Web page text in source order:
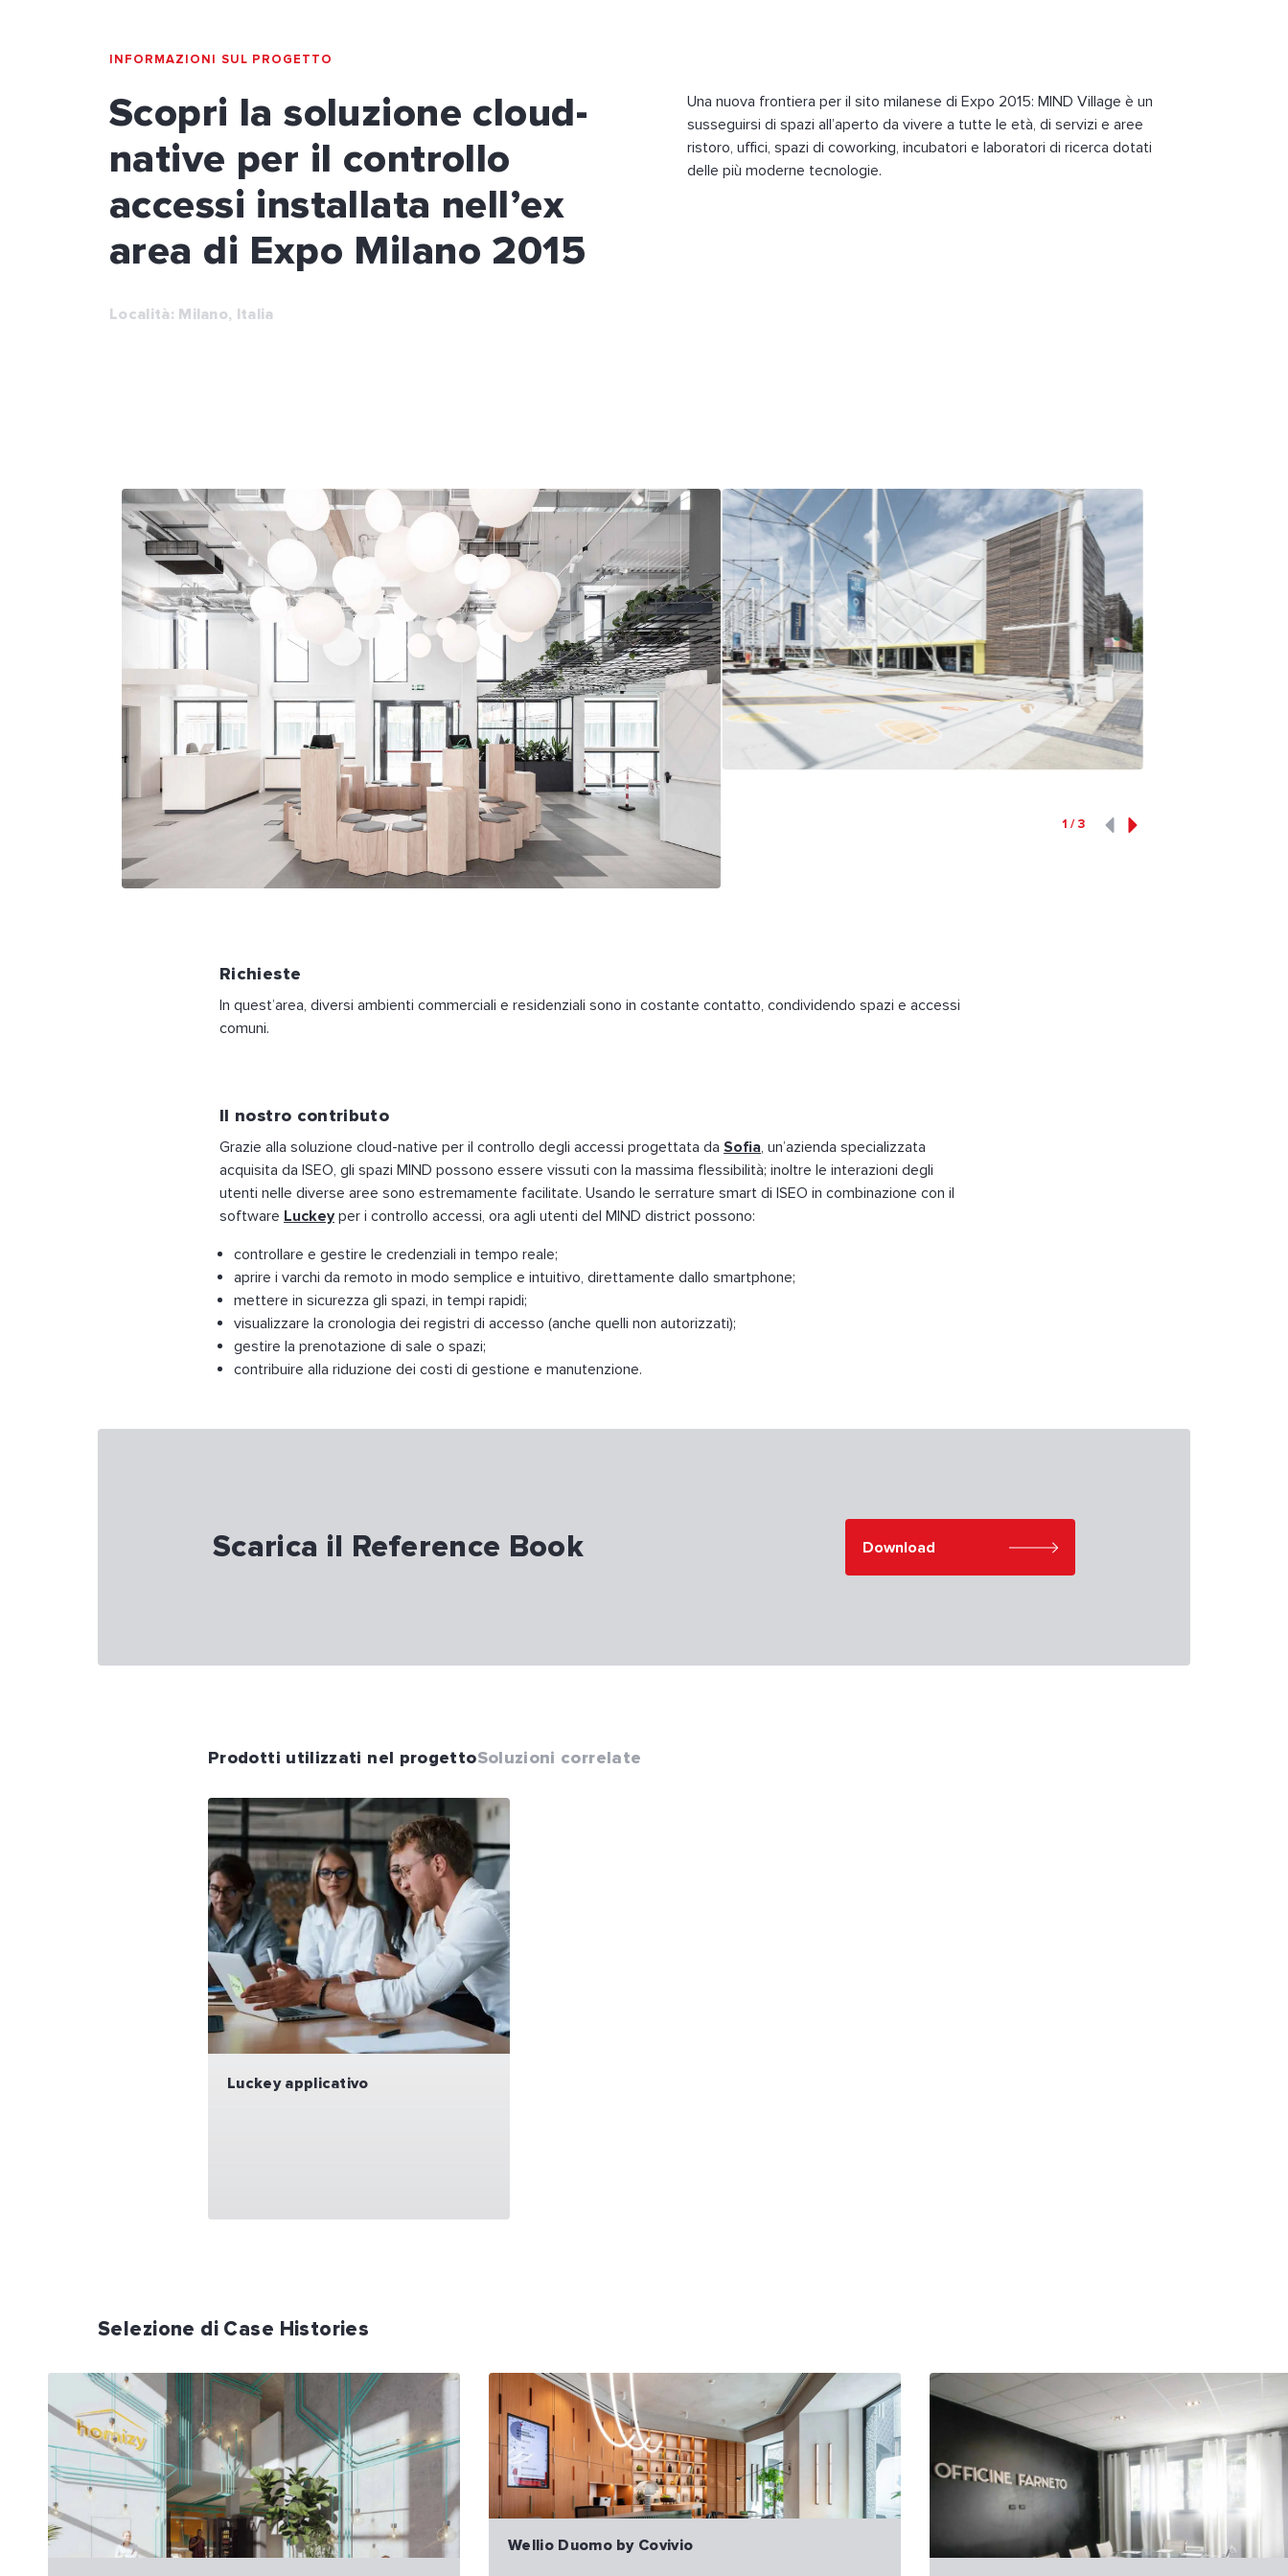
INFORMAZIONI SUL PROGETTO
Scopri la soluzione cloud-
native per il controllo
accessi installata nell’ex
area di Expo Milano 2015
Località: Milano, Italia
Una nuova frontiera per il sito milanese di Expo 2015: MIND Village è un
susseguirsi di spazi all’aperto da vivere a tutte le età, di servizi e aree
ristoro, uffici, spazi di coworking, incubatori e laboratori di ricerca dotati
delle più moderne tecnologie.
1 /3
Richieste
In quest’area, diversi ambienti commerciali e residenziali sono in costante contatto, condividendo spazi e accessi
comuni.
Il nostro contributo
Grazie alla soluzione cloud-native per il controllo degli accessi progettata da Sofia, un’azienda specializzata
acquisita da ISEO, gli spazi MIND possono essere vissuti con la massima flessibilità; inoltre le interazioni degli
utenti nelle diverse aree sono estremamente facilitate. Usando le serrature smart di ISEO in combinazione con il
software Luckeyper i controllo accessi, ora agli utenti del MIND district possono:
controllare e gestire le credenziali in tempo reale;
aprire i varchi da remoto in modo semplice e intuitivo, direttamente dallo smartphone;
mettere in sicurezza gli spazi, in tempi rapidi;
visualizzare la cronologia dei registri di accesso (anche quelli non autorizzati);
gestire la prenotazione di sale o spazi;
contribuire alla riduzione dei costi di gestione e manutenzione.
Scarica il Reference Book Download
Prodotti utilizzati nel progettoSoluzioni correlate
Luckey applicativo
Selezione di Case Histories
Wellio Duomo by Covivio